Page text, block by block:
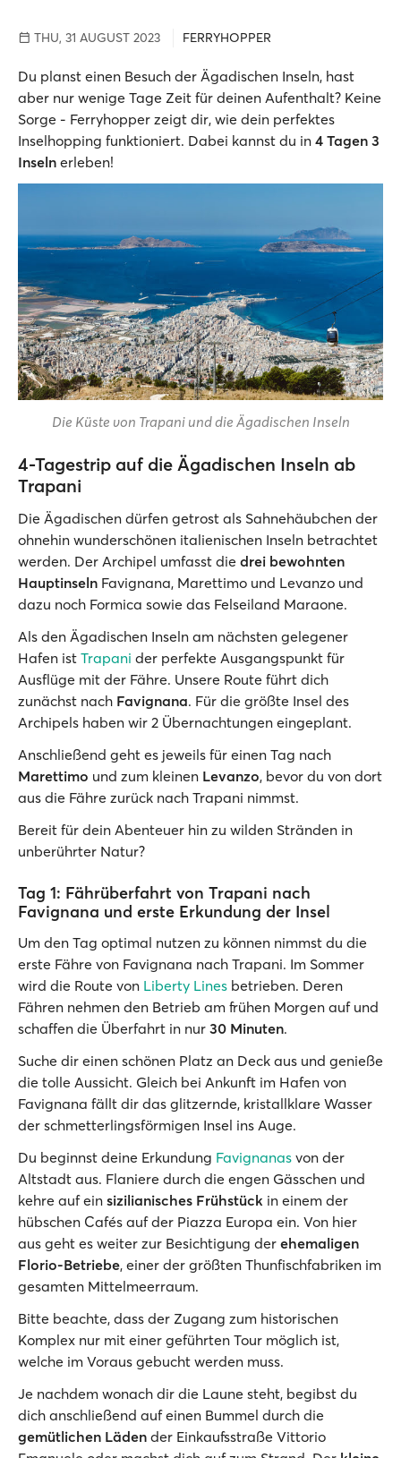
THU, 31 AUGUST 2023 FERRYHOPPER
Du planst einen Besuch der Ägadischen Inseln, hast
aber nur wenige Tage Zeit für deinen Aufenthalt? Keine
Sorge - Ferryhopper zeigt dir, wie dein perfektes
Inselhopping funktioniert. Dabei kannst du in 4 Tagen 3
Inseln erleben!
Die Küste von Trapani und die Ägadischen Inseln
4-Tagestrip auf die Ägadischen Inseln ab
Trapani
Die Ägadischen dürfen getrost als Sahnehäubchen der
ohnehin wunderschönen italienischen Inseln betrachtet
werden. Der Archipel umfasst die drei bewohnten
Hauptinseln Favignana, Marettimo und Levanzo und
dazu noch Formica sowie das Felseiland Maraone.
Als den Ägadischen Inseln am nächsten gelegener
Hafen ist Trapani der perfekte Ausgangspunkt für
Ausflüge mit der Fähre. Unsere Route führt dich
zunächst nach Favignana. Für die größte Insel des
Archipels haben wir 2 Übernachtungen eingeplant.
Anschließend geht es jeweils für einen Tag nach
Marettimo und zum kleinen Levanzo, bevor du von dort
aus die Fähre zurück nach Trapani nimmst.
Bereit für dein Abenteuer hin zu wilden Stränden in
unberührter Natur?
Tag 1: Fährüberfahrt von Trapani nach
Favignana und erste Erkundung der Insel
Um den Tag optimal nutzen zu können nimmst du die
erste Fähre von Favignana nach Trapani. Im Sommer
wird die Route von Liberty Lines betrieben. Deren
Fähren nehmen den Betrieb am frühen Morgen auf und
schaffen die Überfahrt in nur 30 Minuten.
Suche dir einen schönen Platz an Deck aus und genieße
die tolle Aussicht. Gleich bei Ankunft im Hafen von
Favignana fällt dir das glitzernde, kristallklare Wasser
der schmetterlingsförmigen Insel ins Auge.
Du beginnst deine Erkundung Favignanas von der
Altstadt aus. Flaniere durch die engen Gässchen und
kehre auf ein sizilianisches Frühstück in einem der
hübschen Cafés auf der Piazza Europa ein. Von hier
aus geht es weiter zur Besichtigung der ehemaligen
Florio-Betriebe, einer der größten Thunfischfabriken im
gesamten Mittelmeerraum.
Bitte beachte, dass der Zugang zum historischen
Komplex nur mit einer geführten Tour möglich ist,
welche im Voraus gebucht werden muss.
Je nachdem wonach dir die Laune steht, begibst du
dich anschließend auf einen Bummel durch die
gemütlichen Läden der Einkaufsstraße Vittorio